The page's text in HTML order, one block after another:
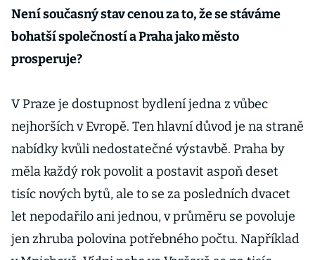
Není současný stav cenou za to, že se stáváme
bohatší společností a Praha jako město
prosperuje?
V Praze je dostupnost bydlení jedna z vůbec
nejhorších v Evropě. Ten hlavní důvod je na straně
nabídky kvůli nedostatečné výstavbě. Praha by
měla každý rok povolit a postavit aspoň deset
tisíc nových bytů, ale to se za posledních dvacet
let nepodařilo ani jednou, v průměru se povoluje
jen zhruba polovina potřebného počtu. Například